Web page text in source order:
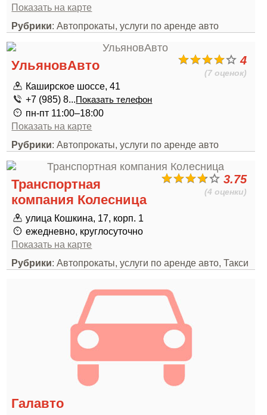
Показать на карте
Рубрики: Автопрокаты, услуги по аренде авто
4
(7 оценок)
УльяновАвто
Каширское шоссе, 41
+7 (985) 8...Показать телефон
пн-пт 11:00–18:00
Показать на карте
Рубрики: Автопрокаты, услуги по аренде авто
3.75
(4 оценки)
Транспортная
компания Колесница
улица Кошкина, 17, корп. 1
ежедневно, круглосуточно
Показать на карте
Рубрики: Автопрокаты, услуги по аренде авто, Такси
Галавто